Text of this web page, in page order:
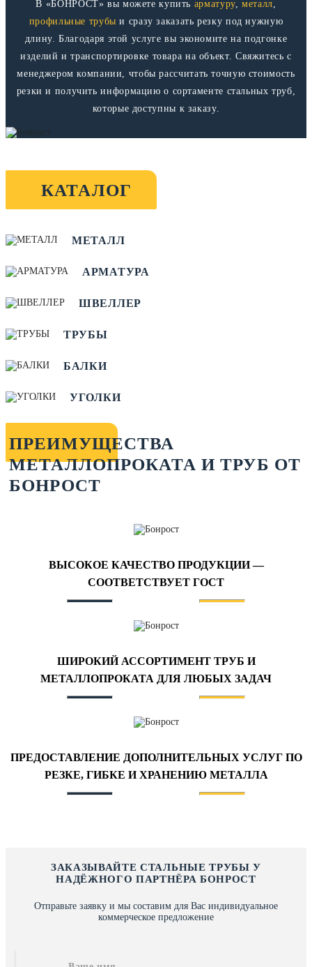
В «БОНРОСТ» вы можете купить арматуру,металл
профильные трубы и сразу заказать резку под нужную
длину. Благодаря этой услуге вы экономите на подгонке
изделий и транспортировке товара на объект. Свяжитесь с
менеджером компании, чтобы рассчитать точную стоимость
резки и получить информацию о сортаменте стальных труб,
которые доступны к заказу.
КАТАЛОГ
МЕТАЛЛ
АРМАТУРА
ШВЕЛЛЕР
ТРУБЫ
БАЛКИ
УГОЛКИ
ПРЕИМУЩЕСТВА
МЕТАЛЛОПРОКАТА И ТРУБ ОТ
БОНРОСТ
ВЫСОКОЕ КАЧЕСТВО ПРОДУКЦИИ —
СООТВЕТСТВУЕТ ГОСТ
ШИРОКИЙ АССОРТИМЕНТ ТРУБ И
МЕТАЛЛОПРОКАТА ДЛЯ ЛЮБЫХ ЗАДАЧ
ПРЕДОСТАВЛЕНИЕ ДОПОЛНИТЕЛЬНЫХ УСЛУГ ПО
РЕЗКЕ, ГИБКЕ И ХРАНЕНИЮ МЕТАЛЛА
ЗАКАЗЫВАЙТЕ СТАЛЬНЫЕ ТРУБЫ У
НАДЁЖНОГО ПАРТНЁРА БОНРОСТ
Отправьте заявку и мы составим для Вас индивидуальное
коммерческое предложение